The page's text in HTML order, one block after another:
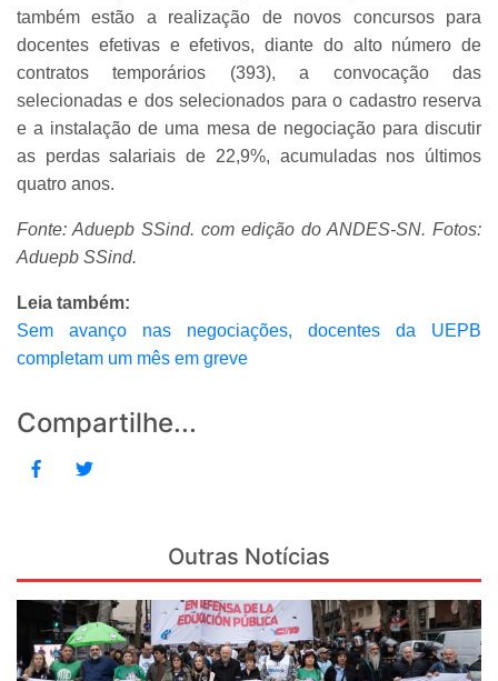
também estão a realização de novos concursos para
docentes efetivas e efetivos, diante do alto número de
contratos temporários (393), a convocação das
selecionadas e dos selecionados para o cadastro reserva
e a instalação de uma mesa de negociação para discutir
as perdas salariais de 22,9%, acumuladas nos últimos
quatro anos.
Fonte: Aduepb SSind. com edição do ANDES-SN. Fotos:
Aduepb SSind.
Leia também:
Sem avanço nas negociações, docentes da UEPB
completam um mês em greve
Compartilhe...
Outras Notícias